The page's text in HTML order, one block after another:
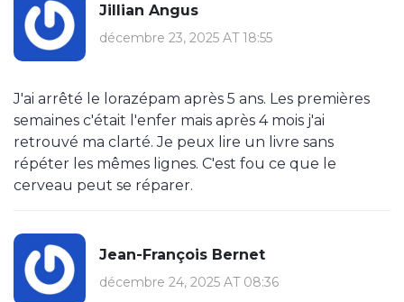
Jillian Angus
décembre 23, 2025 AT 18:55
J'ai arrêté le lorazépam après 5 ans. Les premières
semaines c'était l'enfer mais après 4 mois j'ai
retrouvé ma clarté. Je peux lire un livre sans
répéter les mêmes lignes. C'est fou ce que le
cerveau peut se réparer.
Jean-François Bernet
décembre 24, 2025 AT 08:36